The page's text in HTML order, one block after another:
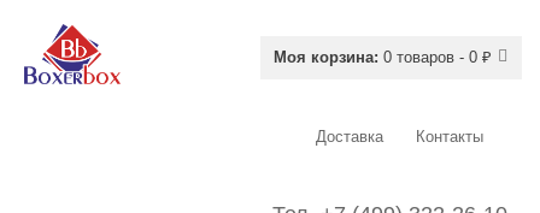
Моя корзина: 0 товаров - 0 ₽
Доставка Контакты